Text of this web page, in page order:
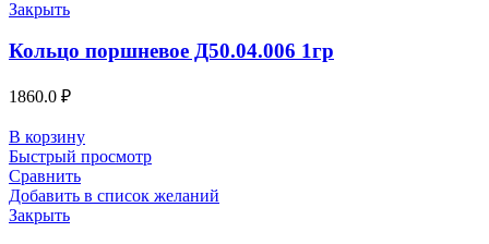
Закрыть
Кольцо поршневое Д50.04.006 1гр
1860.0 ₽
В корзину
Быстрый просмотр
Сравнить
Добавить в список желаний
Закрыть